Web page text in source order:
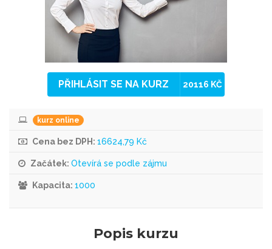
PŘIHLÁSIT SE NA KURZ 20116 KČ
kurz online
Cena bez DPH: 16624,79 Kč
Začátek: Otevírá se podle zájmu
Kapacita: 1000
Popis kurzu